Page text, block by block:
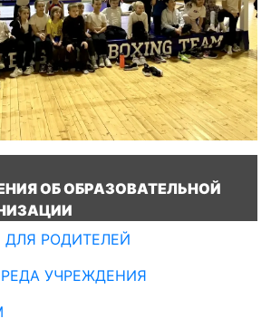
ОБ ОБРАЗОВАТЕЛЬНОЙ
РОДИТЕЛЕЙ
УЧРЕЖДЕНИЯ